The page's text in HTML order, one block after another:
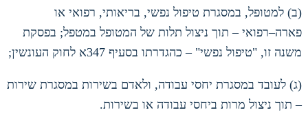
(ב) למטופל, במסגרת טיפול נפשי, בריאותי, רפואי או
פארה–רפואי – תוך ניצול תלות של המטופל במטפל; בפסקת
משנה זו, "טיפול נפשי" – כהגדרתו בסעיף 347א לחוק העונשין;
(ג) לעובד במסגרת יחסי עבודה, ולאדם בשירות במסגרת שירות
– תוך ניצול מרות ביחסי עבודה או בשירות.